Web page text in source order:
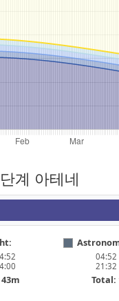
계 아테네
04:52
21:32
Total: